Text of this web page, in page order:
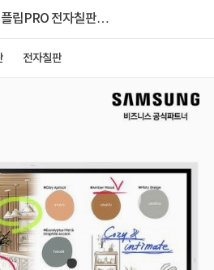
립PRO 전자칠판
전자칠판